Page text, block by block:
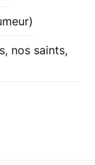
nos saints,